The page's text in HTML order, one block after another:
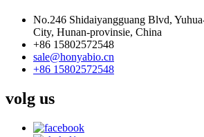
No.246 Shidaiyangguang Blvd,
City, Hunan-provinsie, China
+86 15802572548
sale@honyabio.cn
+86 15802572548
volg us